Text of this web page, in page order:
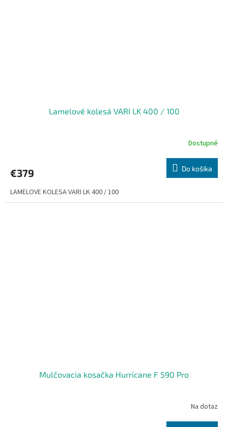
Lamelové kolesá VARI LK 400 / 100
Dostupné
€379 Do košíka
LAMELOVE KOLESA VARI LK 400 / 100
Mulčovacia kosačka Hurricane F 590 Pro
Na dotaz